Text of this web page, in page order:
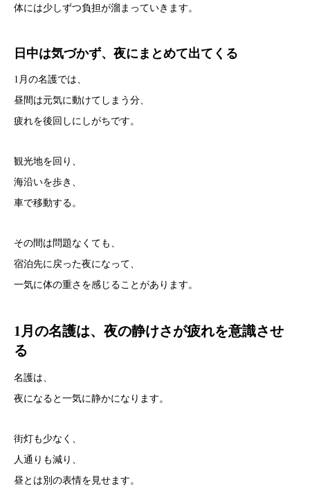
体には少しずつ負担が溜まっていきます。
日中は気づかず、夜にまとめて出てくる
1月の名護では、
昼間は元気に動けてしまう分、
疲れを後回しにしがちです。
観光地を回り、
海沿いを歩き、
車で移動する。
その間は問題なくても、
宿泊先に戻った夜になって、
一気に体の重さを感じることがあります。
1月の名護は、夜の静けさが疲れを意識させ
る
名護は、
夜になると一気に静かになります。
街灯も少なく、
人通りも減り、
昼とは別の表情を見せます。